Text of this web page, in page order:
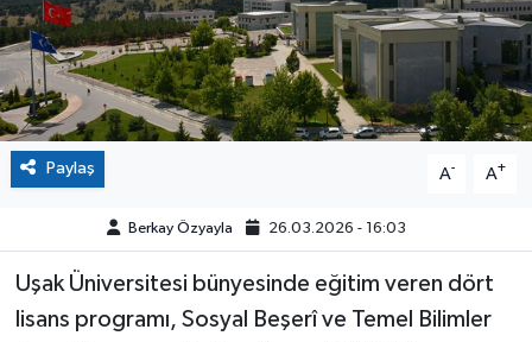
Paylaş A- A+
Berkay Özyayla 26.03.2026 - 16:03
Uşak Üniversitesi bünyesinde eğitim veren dört
lisans programı, Sosyal Beşerî ve Temel Bilimler